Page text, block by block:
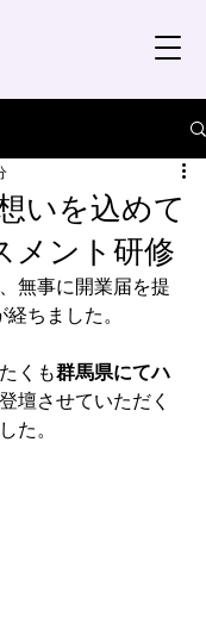
いを込めて
メント研修
無事に開業届を提
経ちました。
くも群馬県にてハ
壇させていただく
た。